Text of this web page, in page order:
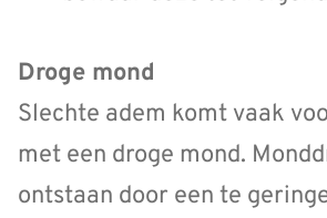
Droge mond
Slechte adem komt vaak
met een droge mond.
ontstaan door een te